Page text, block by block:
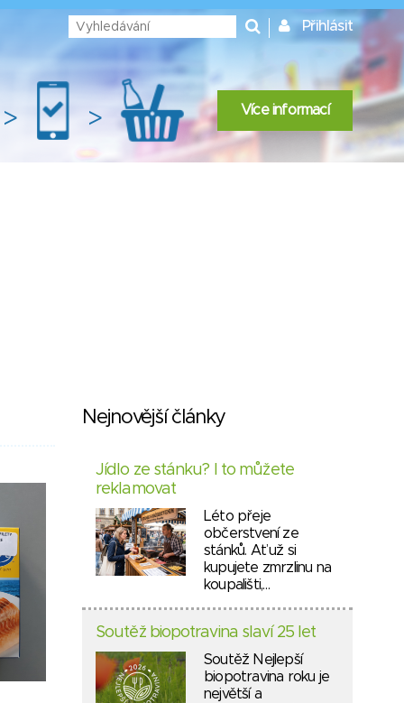
Přihlásit
> > Více informací
Nejnovější články
Jídlo ze stánku? I to můžete
reklamovat
Léto přeje
občerstvení ze
stánků. Ať už si
kupujete zmrzlinu na
koupališti,…
Soutěž biopotravina slaví 25 let
Soutěž Nejlepší
biopotravina roku je
největší a